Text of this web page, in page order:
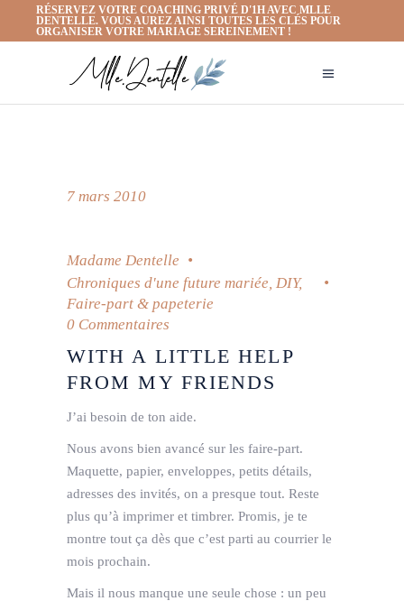
RÉSERVEZ VOTRE COACHING PRIVÉ D'1H AVEC MLLE
DENTELLE. VOUS AUREZ AINSI TOUTES LES CLÉS POUR
ORGANISER VOTRE MARIAGE SEREINEMENT !
7 mars 2010
Madame Dentelle
Chroniques d'une future mariée, DIY,
Faire-part & papeterie
0 Commentaires
WITH A LITTLE HELP
FROM MY FRIENDS
J’ai besoin de ton aide.
Nous avons bien avancé sur les faire-part.
Maquette, papier, enveloppes, petits détails,
adresses des invités, on a presque tout. Reste
plus qu’à imprimer et timbrer. Promis, je te
montre tout ça dès que c’est parti au courrier le
mois prochain.
Mais il nous manque une seule chose : un peu